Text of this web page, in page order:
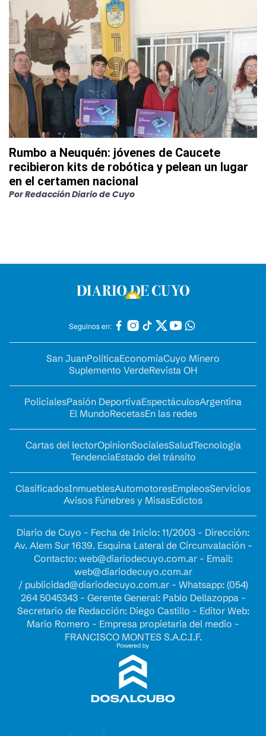
Rumbo a Neuquén: jóvenes de Caucete
recibieron kits de robótica y pelean un lugar
en el certamen nacional
PorRedacción Diario de Cuyo
Seguinos en:
San JuanPolíticaEconomíaCuyo Minero
Suplemento VerdeRevista OH
PolicialesPasión DeportivaEspectáculosArgentina
El MundoRecetasEn las redes
Cartas del lectorOpinionSocialesSaludTecnología
TendenciaEstado del tránsito
ClasificadosInmueblesAutomotoresEmpleosServicios
Avisos Fúnebres y MisasEdictos
Diario de Cuyo - Fecha de Inicio: 11/2003 - Dirección:
Av. Alem Sur 1639. Esquina Lateral de Circunvalación -
Contacto: web@diariodecuyo.com.ar- Email:
web@diariodecuyo.com.ar
/ publicidad@diariodecuyo.com.ar- Whatsapp: (054)
264 5045343 - Gerente General: Pablo Dellazoppa -
Secretario de Redacción: Diego Castillo - Editor Web:
Mario Romero - Empresa propietaria del medio -
FRANCISCO MONTES S.A.C.I.F.